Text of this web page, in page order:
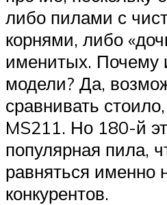
либо пилами с
корнями, либо
именитых. Почему
модели? Да,
сравнивать
MS211. Но 180-й
популярная пила,
равняться именно
конкурентов.